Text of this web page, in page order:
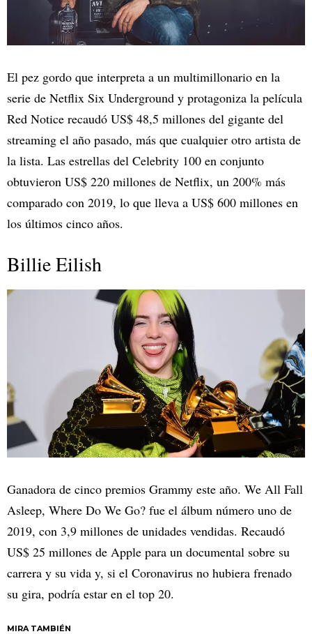
El pez gordo que interpreta a un multimillonario en la
serie de Netflix Six Underground y protagoniza la película
Red Notice recaudó US$ 48,5 millones del gigante del
streaming el año pasado, más que cualquier otro artista de
la lista. Las estrellas del Celebrity 100 en conjunto
obtuvieron US$ 220 millones de Netflix, un 200% más
comparado con 2019, lo que lleva a US$ 600 millones en
los últimos cinco años.
Billie Eilish
Ganadora de cinco premios Grammy este año. We All Fall
Asleep, Where Do We Go? fue el álbum número uno de
2019, con 3,9 millones de unidades vendidas. Recaudó
US$ 25 millones de Apple para un documental sobre su
carrera y su vida y, si el Coronavirus no hubiera frenado
su gira, podría estar en el top 20.
MIRA TAMBIÉN